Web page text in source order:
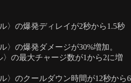
〉の爆発ディレイが2秒から1.5秒
〉の爆発ダメージが30%増加。
〉の最大チャージ数が1から2に増
〉のクールダウン時間が12秒から6